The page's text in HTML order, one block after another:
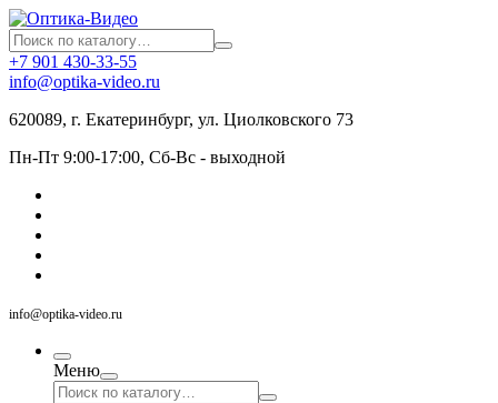
+7 901 430-33-55
info@optika-video.ru
620089, г. Екатеринбург, ул. Циолковского 73
Пн-Пт 9:00-17:00, Сб-Вс - выходной
info@optika-video.ru
Меню